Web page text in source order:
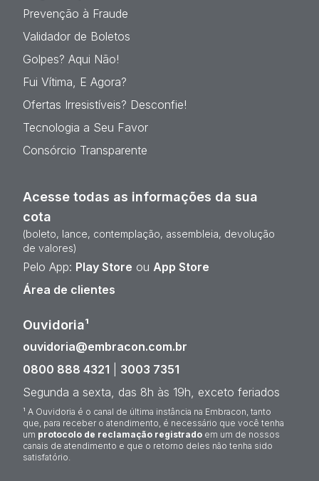
Prevenção à Fraude
Validador de Boletos
Golpes? Aqui Não!
Fui Vítima, E Agora?
Ofertas Irresistíveis? Desconfie!
Tecnologia a Seu Favor
Consórcio Transparente
Acesse todas as informações da sua
cota
(boleto, lance, contemplação, assembleia, devolução
de valores)
Pelo App: Play Store ou App Store
Área de clientes
Ouvidoria¹
ouvidoria@embracon.com.br
0800 888 4321
3003 7351
Segunda a sexta, das 8h às 19h, exceto feriados
¹ A Ouvidoria é o canal de última instância na Embracon, tanto
que, para receber o atendimento, é necessário que você tenha
um protocolo de reclamação registrado em um de nossos
canais de atendimento e que o retorno deles não tenha sido
satisfatório.